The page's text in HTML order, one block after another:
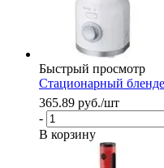
Быстрый просмотр
Стационарный
365.89 руб./шт
-
В корзину